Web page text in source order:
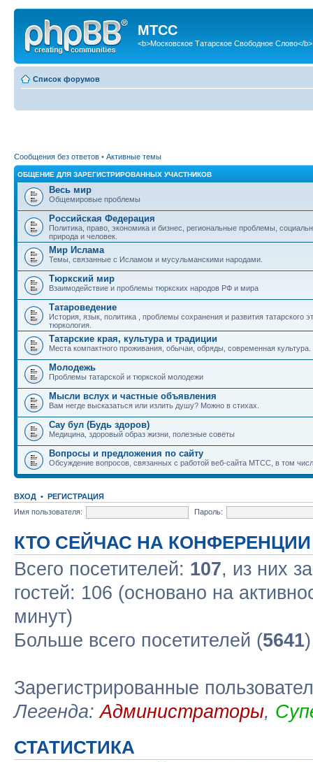
МТСС
<b>Московское Татарское Свободное Слово</b>
Список форумов
Сообщения без ответов • Активные темы
ОБЩЕНИЕ ДЛЯ ЗАРЕГИСТРИРОВАННЫХ УЧАСТНИКОВ
Весь мир
Общемировые проблемы
Российская Федерация
Политика, право, экономика и бизнес, региональные проблемы,
природа и человек.
Мир Ислама
Темы, связанные с Исламом и мусульманскими народами.
Тюркский мир
Взаимодействие и проблемы тюркских народов РФ и мира
Татароведение
История, язык, политика , проблемы сохранения и развития татарского
тюркология.
Татарские края, культура и традиции
Места компактного проживания, обычаи, обряды, современная культура.
Молодежь
Проблемы татарской и тюркской молодежи
Мысли вслух и частные объявления
Вам негде высказаться или излить душу? Можно в стихах.
Сау бул (Будь здоров)
Медицина, здоровый образ жизни, полезные советы
Вопросы и предложения по сайту
Обсуждение вопросов, связанных с работой веб-сайта МТСС, в том
ВХОД • РЕГИСТРАЦИЯ
Имя пользователя:
Пароль:
КТО СЕЙЧАС НА КОНФЕРЕНЦИИ
Всего посетителей: 107, из них
гостей: 106 (основано на
минут)
Больше всего посетителей (5641
Зарегистрированные
Легенда:Администраторы,
СТАТИСТИКА